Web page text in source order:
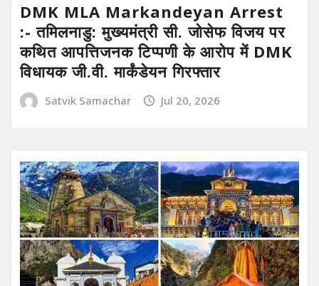
DMK MLA Markandeyan Arrest
:- तमिलनाडु: मुख्यमंत्री सी. जोसेफ विजय पर
कथित आपत्तिजनक टिप्पणी के आरोप में DMK
विधायक जी.वी. मार्कंडेयन गिरफ्तार
Satvik Samachar Jul 20, 2026